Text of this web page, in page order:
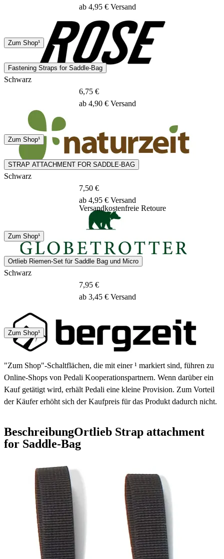
DHL
ab 4,95 € Versand
Zum Shop¹
Fastening Straps for Saddle-Bag
Schwarz
DHL
2 - 4 Tage
6,75 €
ab 4,90 € Versand
Zum Shop¹
STRAP ATTACHMENT FOR SADDLE-BAG
Schwarz
DHL
5 Tage
7,50 €
ab 4,95 € Versand
Versandkostenfreie Retoure
Zum Shop¹
Ortlieb Riemen-Set für Saddle Bag und Micro
Schwarz
2 - 4 Tage
7,95 €
ab 3,45 € Versand
Zum Shop¹
"Zum Shop"-Schaltflächen, die mit einer ¹ markiert sind, führen zu
Online-Shops von Pedali Kooperationspartnern. Wenn darüber ein
Kauf getätigt wird, erhält Pedali eine kleine Provision. Zum Vorteil
der Käufer erhöht sich der Kaufpreis für das Produkt dadurch nicht.
BeschreibungOrtlieb Strap attachment
for Saddle-Bag